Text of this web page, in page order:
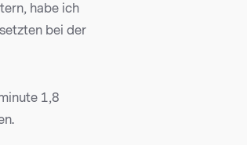
habe ich
bei der
1,8